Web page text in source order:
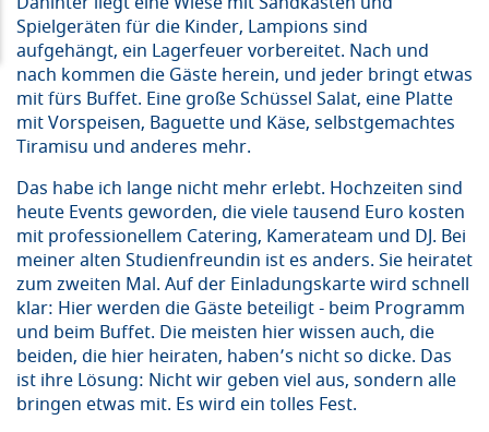
Spielgeräten für die Kinder, Lampions sind
aufgehängt, ein Lagerfeuer vorbereitet. Nach und
nach kommen die Gäste herein, und jeder bringt etwas
mit fürs Buffet. Eine große Schüssel Salat, eine Platte
mit Vorspeisen, Baguette und Käse, selbstgemachtes
Tiramisu und anderes mehr.
Das habe ich lange nicht mehr erlebt. Hochzeiten sind
heute Events geworden, die viele tausend Euro kosten
mit professionellem Catering, Kamerateam und DJ. Bei
meiner alten Studienfreundin ist es anders. Sie heiratet
zum zweiten Mal. Auf der Einladungskarte wird schnell
klar: Hier werden die Gäste beteiligt - beim Programm
und beim Buffet. Die meisten hier wissen auch, die
beiden, die hier heiraten, haben’s nicht so dicke. Das
ist ihre Lösung: Nicht wir geben viel aus, sondern alle
bringen etwas mit. Es wird ein tolles Fest.